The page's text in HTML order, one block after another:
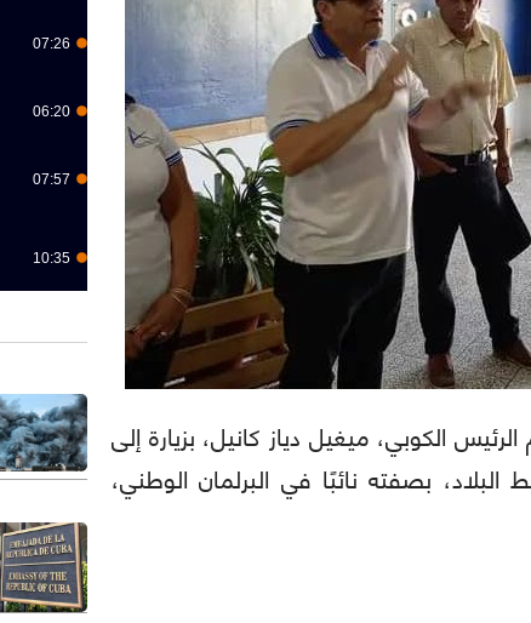
قام الرئيس الكوبي، ميغيل دياز كانيل، بزيارة إلى
بصفته نائبًا في البرلمان الوطني،
07:26
06:20
07:57
10:35